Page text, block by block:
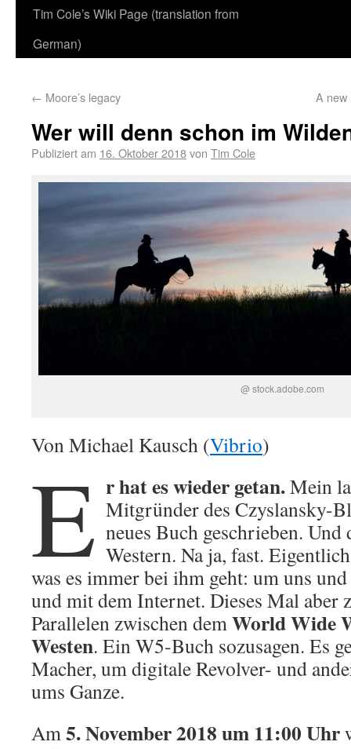
Tim Cole’s Wiki Page (translation from
German)
← Moore’s legacy A new
Wer will denn schon im
Publiziert am 16. Oktober 2018von Tim Cole
@ stock.adobe.com
Von Michael Kausch (Vibrio)
E r hat es wieder getan.Mein
Mitgründer des Czyslansky-
neues Buch geschrieben. Und
Western. Na ja, fast.
was es immer bei ihm geht: um uns
und mit dem Internet. Dieses Mal aber
Parallelen zwischen demWorld Wide
Westen. Ein W5-Buch sozusagen. Es
Macher, um digitale Revolver- und
ums Ganze.
Am5. November 2018 um 11:00 Uhr